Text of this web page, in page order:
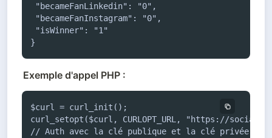
"becameFanLinkedin": "0",
"becameFanInstagram": "0",
"isWinner": "1"
}
Exemple d'appel PHP :
$curl = curl_init();
curl_setopt($curl, CURLOPT_URL, "https://social-
// Auth avec la clé publique et la clé privée (voir